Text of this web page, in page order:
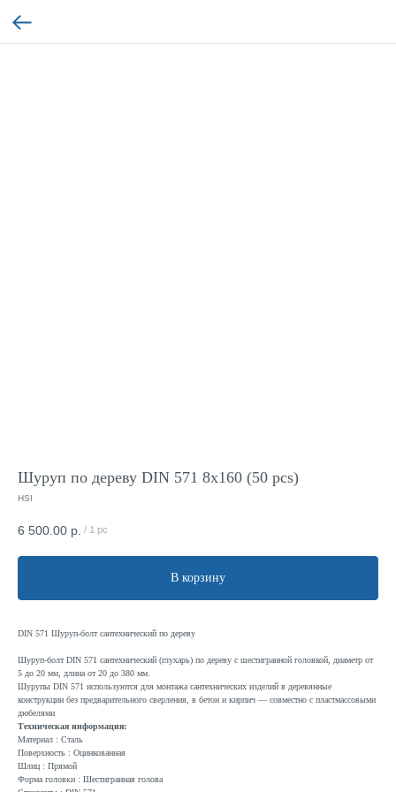
Шуруп по дереву DIN 571 8x160 (50 pcs)
HSI
6 500.00 р. / 1 pc
В корзину
DIN 571 Шуруп-болт сантехнический по дереву
Шуруп-болт DIN 571 сантехнический (глухарь) по дереву с шестигранной головкой, диаметр от
5 до 20 мм, длина от 20 до 380 мм.
Шурупы DIN 571 используются для монтажа сантехнических изделий в деревянные
конструкции без предварительного сверления, в бетон и кирпич — совместно с пластмассовыми
дюбелями
Техническая информация:
Материал : Сталь
Поверхность : Оцинкованная
Шлиц : Прямой
Форма головки : Шестигранная голова